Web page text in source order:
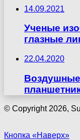
14.09.2021
Ученые
глазные
22.04.2020
© Copyright 2026,
Кнопка «Наверх»